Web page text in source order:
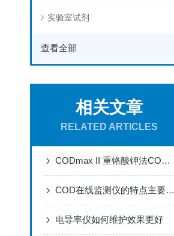
实验室试剂
查看全部
相关文章
RELATED ARTICLES
CODmax II 重铬酸钾法COD分析仪器
COD在线监测仪的特点主要表现为三个方面
电导率仪如何维护效果更好